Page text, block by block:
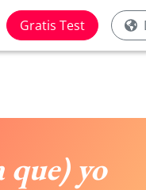
Gratis Test
que) yo